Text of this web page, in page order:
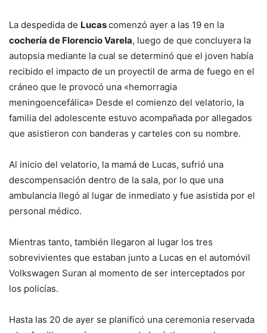
La despedida de Lucascomenzó ayer a las 19 en la
cochería de Florencio Varela, luego de que concluyera la
autopsia mediante la cual se determinó que el joven había
recibido el impacto de un proyectil de arma de fuego en el
cráneo que le provocó una «hemorragia
meningoencefálica» Desde el comienzo del velatorio, la
familia del adolescente estuvo acompañada por allegados
que asistieron con banderas y carteles con su nombre.
Al inicio del velatorio, la mamá de Lucas, sufrió una
descompensación dentro de la sala, por lo que una
ambulancia llegó al lugar de inmediato y fue asistida por el
personal médico.
Mientras tanto, también llegaron al lugar los tres
sobrevivientes que estaban junto a Lucas en el automóvil
Volkswagen Suran al momento de ser interceptados por
los policías.
Hasta las 20 de ayer se planificó una ceremonia reservada